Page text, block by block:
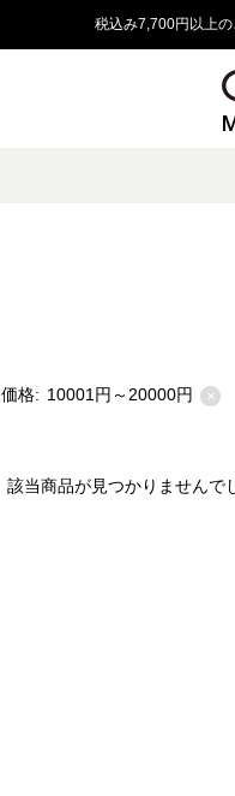
税込み7,700円以上
価格: 10001円～20000円 ×
該当商品が見つかりませんで